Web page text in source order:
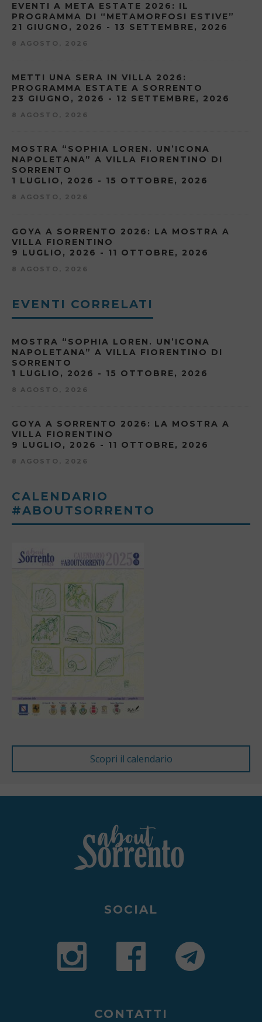
EVENTI A META ESTATE 2026: IL
PROGRAMMA DI “METAMORFOSI ESTIVE”
21 GIUGNO, 2026 - 13 SETTEMBRE, 2026
8 AGOSTO, 2026
METTI UNA SERA IN VILLA 2026:
PROGRAMMA ESTATE A SORRENTO
23 GIUGNO, 2026 - 12 SETTEMBRE, 2026
8 AGOSTO, 2026
MOSTRA “SOPHIA LOREN. UN’ICONA
NAPOLETANA” A VILLA FIORENTINO DI
SORRENTO
1 LUGLIO, 2026 - 15 OTTOBRE, 2026
8 AGOSTO, 2026
GOYA A SORRENTO 2026: LA MOSTRA A
VILLA FIORENTINO
9 LUGLIO, 2026 - 11 OTTOBRE, 2026
8 AGOSTO, 2026
EVENTI CORRELATI
MOSTRA “SOPHIA LOREN. UN’ICONA
NAPOLETANA” A VILLA FIORENTINO DI
SORRENTO
1 LUGLIO, 2026 - 15 OTTOBRE, 2026
8 AGOSTO, 2026
GOYA A SORRENTO 2026: LA MOSTRA A
VILLA FIORENTINO
9 LUGLIO, 2026 - 11 OTTOBRE, 2026
8 AGOSTO, 2026
CALENDARIO
#ABOUTSORRENTO
SOCIAL
CONTATTI